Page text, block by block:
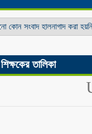
কোন সংবাদ হালনাগাদ করা
তালিকা